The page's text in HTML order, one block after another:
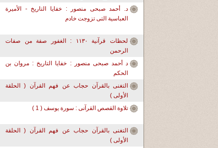
د. أحمد صبحى منصور : خفايا التاريخ - الأميرة
العباسية التى تزوجت خادم
لحظات قرآنية ١١٣٠ : الغفور صفة من صفات
الرحمن
د أحمد صبحى منصور : خفايا التاريخ : مروان بن
الحكم
التغنى بالقرآن حجاب عن فهم القرآن ( الحلقة
الأولى )
تلاوة القصص القرآنى : سورة يوسف ( 1 )
التغنى بالقرآن حجاب عن فهم القرآن ( الحلقة
الأولى )